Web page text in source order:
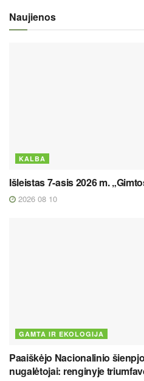
Naujienos
KALBA
Išleistas 7-asis 2026 m.
2026 08 10
GAMTA IR EKOLOGIJA
Paaiškėjo Nacionalinio
nugalėtojai: renginyje